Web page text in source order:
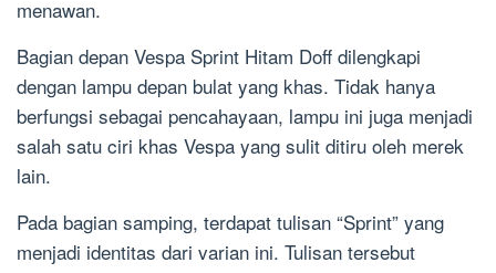
menawan.
Bagian depan Vespa Sprint Hitam Doff dilengkapi
dengan lampu depan bulat yang khas. Tidak hanya
berfungsi sebagai pencahayaan, lampu ini juga menjadi
salah satu ciri khas Vespa yang sulit ditiru oleh merek
lain.
Pada bagian samping, terdapat tulisan “Sprint” yang
menjadi identitas dari varian ini. Tulisan tersebut